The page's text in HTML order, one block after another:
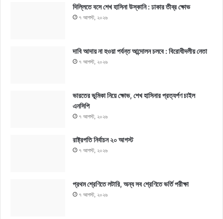
দিল্লিতে বসে শেখ হাসিনা উস্কানি : ঢাকার তীব্র ক্ষোভ
৭ আগস্ট, ২০২৬
দাবি আদায় না হওয়া পর্যন্ত আন্দোলন চলবে : বিরোধীদলীয় নেতা
৭ আগস্ট, ২০২৬
ভারতের ভূমিকা নিয়ে ক্ষোভ, শেখ হাসিনার প্রত্যর্পণ চাইল
এনসিপি
৭ আগস্ট, ২০২৬
রাষ্ট্রপতি নির্বাচন ২০ আগস্ট
৭ আগস্ট, ২০২৬
প্রথম শ্রেণিতে লটারি, অন্য সব শ্রেণিতে ভর্তি পরীক্ষা
৭ আগস্ট, ২০২৬